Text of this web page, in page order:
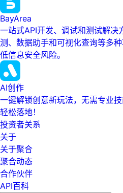
BayArea
一站式API开发、调试和测试解决
测、数据助手和可视化查询等多
低信息安全风险。
AI创作
一键解锁创意新玩法，无需专业
轻松落地！
投资者关系
关于
关于聚合
聚合动态
合作伙伴
API百科